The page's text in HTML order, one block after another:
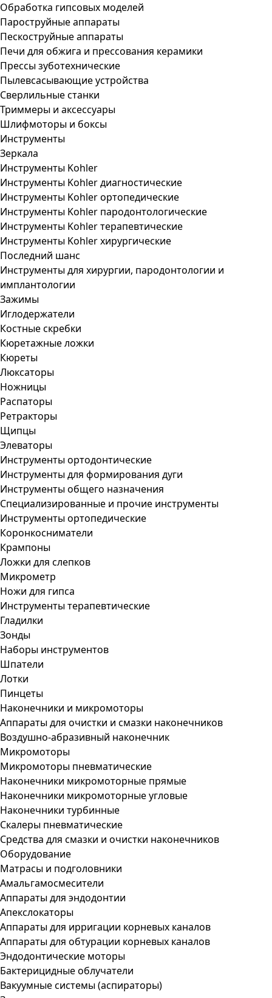
Обработка гипсовых моделей
Пароструйные аппараты
Пескоструйные аппараты
Печи для обжига и прессования керамики
Прессы зуботехнические
Пылевсасывающие устройства
Сверлильные станки
Триммеры и аксессуары
Шлифмоторы и боксы
Инструменты
Зеркала
Инструменты Kohler
Инструменты Kohler диагностические
Инструменты Kohler ортопедические
Инструменты Kohler пародонтологические
Инструменты Kohler терапевтические
Инструменты Kohler хирургические
Последний шанс
Инструменты для хирургии, пародонтологии и
имплантологии
Зажимы
Иглодержатели
Костные скребки
Кюретажные ложки
Кюреты
Люксаторы
Ножницы
Распаторы
Ретракторы
Щипцы
Элеваторы
Инструменты ортодонтические
Инструменты для формирования дуги
Инструменты общего назначения
Специализированные и прочие инструменты
Инструменты ортопедические
Коронкосниматели
Крампоны
Ложки для слепков
Микрометр
Ножи для гипса
Инструменты терапевтические
Гладилки
Зонды
Наборы инструментов
Шпатели
Лотки
Пинцеты
Наконечники и микромоторы
Аппараты для очистки и смазки наконечников
Воздушно-абразивный наконечник
Микромоторы
Микромоторы пневматические
Наконечники микромоторные прямые
Наконечники микромоторные угловые
Наконечники турбинные
Скалеры пневматические
Средства для смазки и очистки наконечников
Оборудование
Матрасы и подголовники
Амальгамосмесители
Аппараты для эндодонтии
Апекслокаторы
Аппараты для ирригации корневых каналов
Аппараты для обтурации корневых каналов
Эндодонтические моторы
Бактерицидные облучатели
Вакуумные системы (аспираторы)